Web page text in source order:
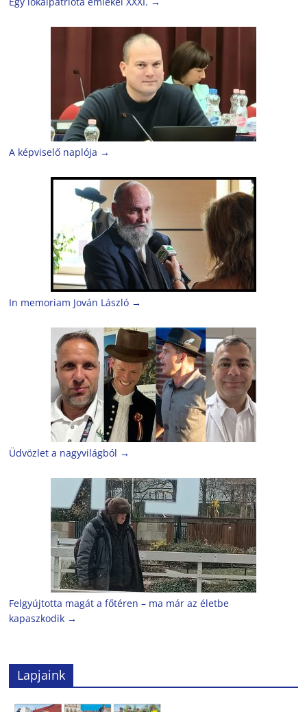
A képviselő naplója →
In memoriam Jován László →
Üdvözlet a nagyvilágból →
Felgyújtotta magát a főtéren – ma már az életbe
kapaszkodik →
Lapjaink